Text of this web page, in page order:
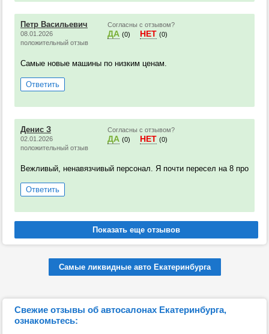
Петр Васильевич
08.01.2026
положительный отзыв
Согласны с отзывом?
ДА (0) НЕТ (0)
Самые новые машины по низким ценам.
Ответить
Денис З
02.01.2026
положительный отзыв
Согласны с отзывом?
ДА (0) НЕТ (0)
Вежливый, ненавязчивый персонал. Я почти пересел на 8 про
Ответить
Самые ликвидные авто Екатеринбурга
Свежие отзывы об автосалонах Екатеринбурга,
ознакомьтесь: